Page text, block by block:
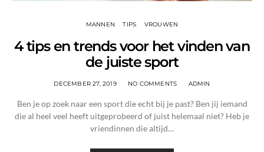
MANNEN TIPS VROUWEN
4 tips en trends voor het vinden van
de juiste sport
DECEMBER 27, 2019 NO COMMENTS ADMIN
Ben je op zoek naar een sport die echt bij je past? Ben jij iemand
die al heel veel heeft uitgeprobeerd of juist helemaal niet? Heb je
vriendinnen die altijd…